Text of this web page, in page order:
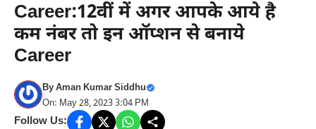
Career:12वीं में अगर आपके आये है
कम नंबर तो इन ऑप्शन से बनाये
Career
ByAman Kumar Siddhu
On: May 28, 2023 3:04 PM
Follow Us: